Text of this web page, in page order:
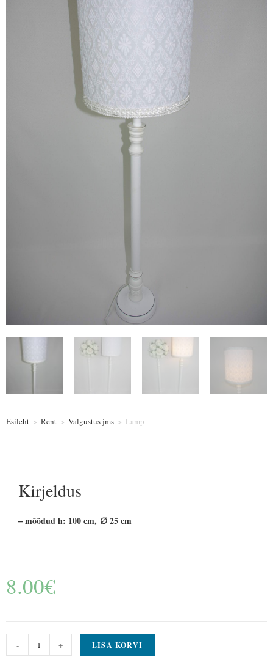
Esileht > Rent > Valgustus jms > Lamp
Kirjeldus
– mõõdud h: 100 cm, ∅ 25 cm
8.00€
- + LISA KORVI